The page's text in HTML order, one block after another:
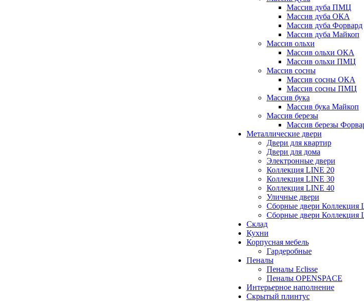
Массив дуба ПМЦ
Массив дуба ОКА
Массив дуба Форвард
Массив дуба Майкоп
Массив ольхи
Массив ольхи ОКА
Массив ольхи ПМЦ
Массив сосны
Массив сосны ОКА
Массив сосны ПМЦ
Массив бука
Массив бука Майкоп
Массив березы
Массив березы
Металлические двери
Двери для квартир
Двери для дома
Электронные двери
Коллекция LINE 20
Коллекция LINE 30
Коллекция LINE 40
Уличные двери
Сборные двери Коллекция
Сборные двери Коллекция
Склад
Кухни
Корпусная мебель
Гардеробные
Пеналы
Пеналы Eclisse
Пеналы OPENSPACE
Интерьерное наполнение
Скрытый плинтус